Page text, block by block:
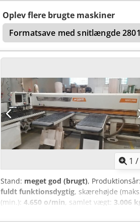
Oplev flere brugte maskiner
Formatsave med snitlængde
1 /
Stand: meget god (brugt), Produktionsår:
fuldt funktionsdygtig, skærehøjde
(min.): 4.650 o/min, samlet vægt: 3.006
den automatiske panel-sav AXO 200 fra